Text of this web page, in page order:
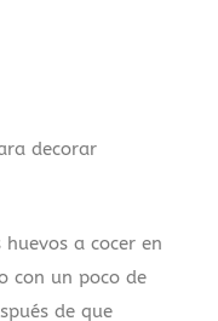
decorar
a cocer en
con un poco de
de que